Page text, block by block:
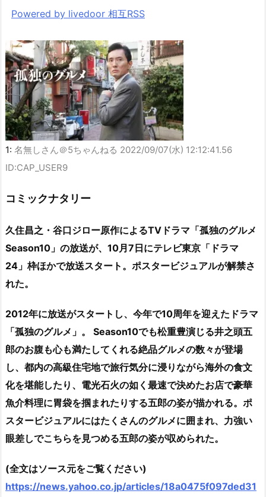
Powered by livedoor 相互RSS
1: 名無しさん＠5ちゃんねる 2022/09/07(水) 12:12:41.56
ID:CAP_USER9
コミックナタリー
久住昌之・谷口ジロー原作によるTVドラマ「孤独のグルメ
Season10」の放送が、10月7日にテレビ東京「ドラマ
24」枠ほかで放送スタート。ポスタービジュアルが解禁さ
れた。
2012年に放送がスタートし、今年で10周年を迎えたドラマ
「孤独のグルメ」。 Season10でも松重豊演じる井之頭五
郎のお腹も心も満たしてくれる絶品グルメの数々が登場
し、都内の高級住宅地で旅行気分に浸りながら海外の食文
化を堪能したり、電光石火の如く最速で決めたお店で豪華
魚介料理に胃袋を掴まれたりする五郎の姿が描かれる。ポ
スタービジュアルにはたくさんのグルメに囲まれ、力強い
眼差しでこちらを見つめる五郎の姿が収められた。
(全文はソース元をご覧ください)
https://news.yahoo.co.jp/articles/18a0475f097ded31